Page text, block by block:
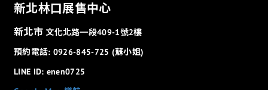
新北林口展售中心
新北市 文化北路一段409-1號2樓
預約電話: 0926-845-725 (蘇小姐)
LINE ID: enen0725